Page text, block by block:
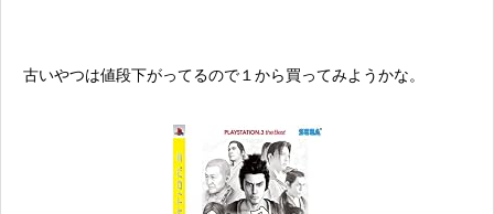
古いやつは値段下がってるので１から買ってみようかな。